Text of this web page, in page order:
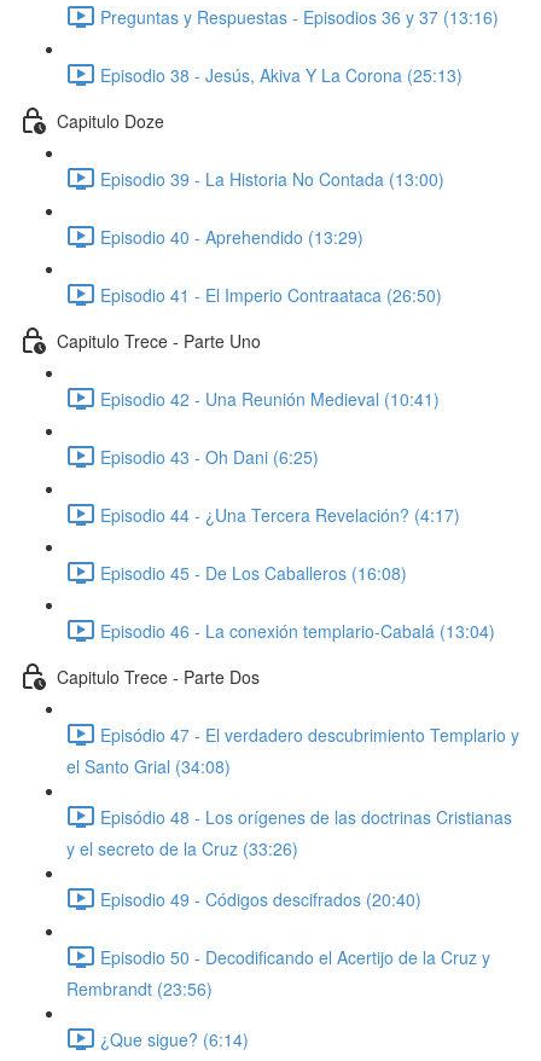
Preguntas y Respuestas - Episodios 36 y 37 (13:16)
Episodio 38 - Jesús, Akiva Y La Corona (25:13)
Capitulo Doze
Episodio 39 - La Historia No Contada (13:00)
Episodio 40 - Aprehendido (13:29)
Episodio 41 - El Imperio Contraataca (26:50)
Capitulo Trece - Parte Uno
Episodio 42 - Una Reunión Medieval (10:41)
Episodio 43 - Oh Dani (6:25)
Episodio 44 - ¿Una Tercera Revelación? (4:17)
Episodio 45 - De Los Caballeros (16:08)
Episodio 46 - La conexión templario-Cabalá (13:04)
Capitulo Trece - Parte Dos
Episódio 47 - El verdadero descubrimiento Templario y
el Santo Grial (34:08)
Episódio 48 - Los orígenes de las doctrinas Cristianas
y el secreto de la Cruz (33:26)
Episodio 49 - Códigos descifrados (20:40)
Episodio 50 - Decodificando el Acertijo de la Cruz y
Rembrandt (23:56)
¿Que sigue? (6:14)